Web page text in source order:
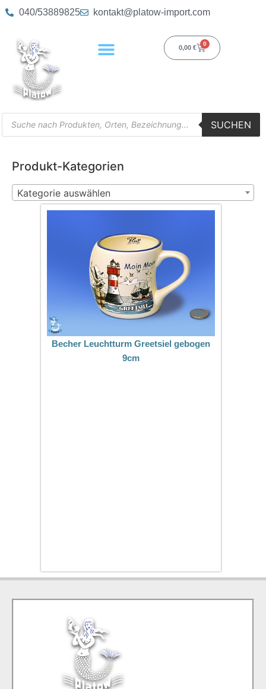
040/53889825 kontakt@platow-import.com
0,00 €
0
SUCHEN
Produkt-Kategorien
Kategorie auswählen
Becher Leuchtturm Greetsiel gebogen
9cm